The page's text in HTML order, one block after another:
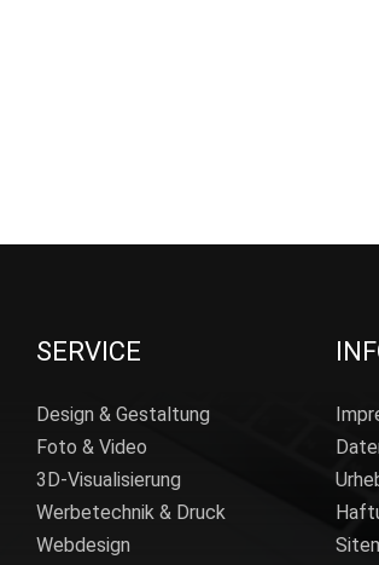
SERVICE
Design & Gestaltung
Foto & Video
3D-Visualisierung
Werbetechnik & Druck
Webdesign